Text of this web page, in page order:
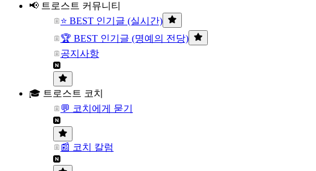
📢 트로스트 커뮤니티
⭐ BEST 인기글 (실시간)
🏆 BEST 인기글 (명예의 전당)
공지사항
🎓 트로스트 코치
💬 코치에게 묻기
📰 코치 칼럼